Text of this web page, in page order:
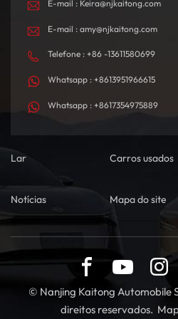
E-mail : Keira@njkaitong.com
E-mail : amy@njkaitong.com
Telefone : +86 -13611580699
Whatsapp : +8613951966615
Whatsapp : +8617354975889
Lar Carros usados
Notícias
Mapa do site
© Nanjing Kaitong Automobile
direitos reservados.